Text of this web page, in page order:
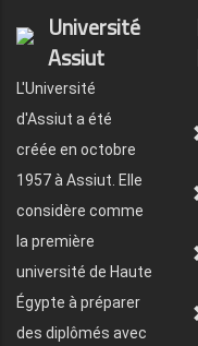
Université
Assiut
L'Université
d'Assiut a été
créée en octobre
1957 à Assiut. Elle
considère comme
la première
université de Haute
Égypte à préparer
des diplômés avec